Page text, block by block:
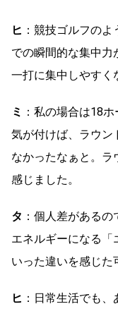
ヒ ：競技ゴルフの
での瞬間的な集中力
一打に集中しやすく
ミ ：私の場合は18
気が付けば、ラウン
なかったなぁと。ラ
感じました。
タ ：個人差がある
エネルギーになる「
いった違いを感じた
ヒ ：日常生活でも